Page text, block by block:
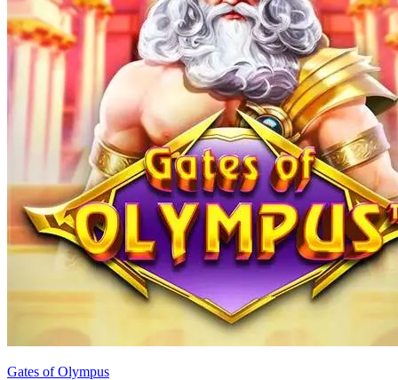
Gates of Olympus